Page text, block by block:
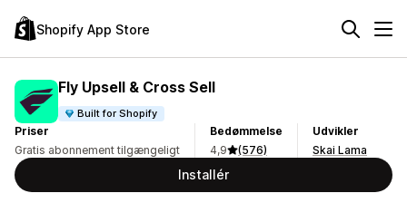
Shopify App Store
Fly Upsell & Cross Sell
Built for Shopify
Priser
Gratis abonnement tilgængeligt
Bedømmelse
4,9
(576)
Udvikler
Skai Lama
Installér